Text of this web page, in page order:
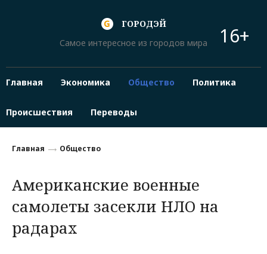
ГОРОДЭЙ
Самое интересное из городов мира
16+
Главная Экономика Общество Политика
Происшествия Переводы
Главная Общество
Американские военные
самолеты засекли НЛО на
радарах